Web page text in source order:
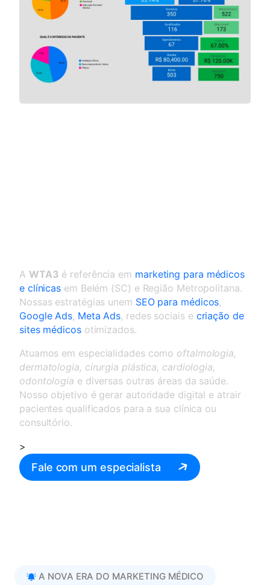
A WTA3 é referência em marketing para médicos
e clínicas em Belém (SC) e Região Metropolitana.
Nossas estratégias unem SEO para médicos,
Google Ads, Meta Ads, redes sociais e criação de
sites médicosotimizados.
Atuamos em especialidades como oftalmologia,
dermatologia, cirurgia plástica, cardiologia,
odontologia e diversas outras áreas da saúde.
Nosso objetivo é gerar autoridade digital e atrair
pacientes qualificados para a sua clínica ou
consultório.
>
Fale com um especialista
A NOVA ERA DO MARKETING MÉDICO